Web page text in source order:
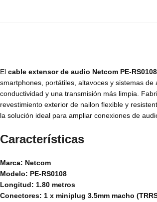
El cable extensor de audio Netcom PE-
smartphones, portátiles, altavoces y sistemas
conductividad y una transmisión más limpia.
revestimiento exterior de nailon flexible y
la solución ideal para ampliar conexiones de
Características
Marca: Netcom
Modelo: PE-RS0108
Longitud: 1.80 metros
Conectores: 1 x miniplug 3.5mm macho